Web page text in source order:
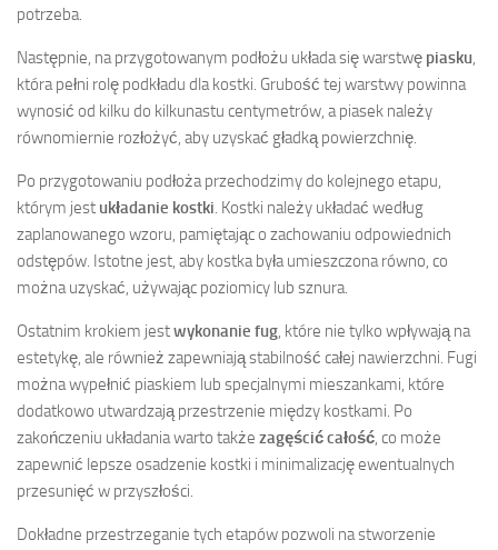
potrzeba.
Następnie, na przygotowanym podłożu układa się warstwę piasku,
która pełni rolę podkładu dla kostki. Grubość tej warstwy powinna
wynosić od kilku do kilkunastu centymetrów, a piasek należy
równomiernie rozłożyć, aby uzyskać gładką powierzchnię.
Po przygotowaniu podłoża przechodzimy do kolejnego etapu,
którym jest układanie kostki. Kostki należy układać według
zaplanowanego wzoru, pamiętając o zachowaniu odpowiednich
odstępów. Istotne jest, aby kostka była umieszczona równo, co
można uzyskać, używając poziomicy lub sznura.
Ostatnim krokiem jestwykonanie fug, które nie tylko wpływają na
estetykę, ale również zapewniają stabilność całej nawierzchni. Fugi
można wypełnić piaskiem lub specjalnymi mieszankami, które
dodatkowo utwardzają przestrzenie między kostkami. Po
zakończeniu układania warto także zagęścić całość, co może
zapewnić lepsze osadzenie kostki i minimalizację ewentualnych
przesunięć w przyszłości.
Dokładne przestrzeganie tych etapów pozwoli na stworzenie